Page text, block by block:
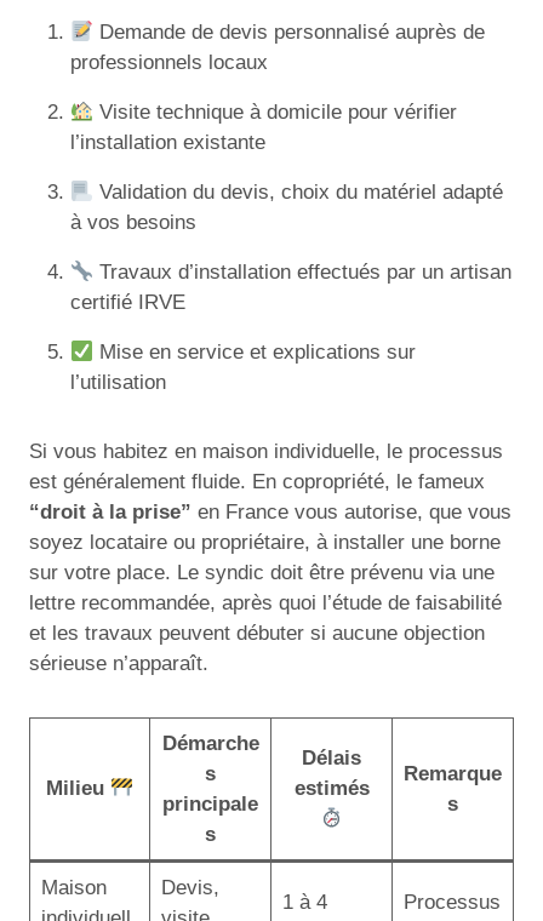
Demande de devis personnalisé auprès de
professionnels locaux
Visite technique à domicile pour vérifier
l’installation existante
Validation du devis, choix du matériel adapté
à vos besoins
Travaux d’installation effectués par un artisan
certifié IRVE
Mise en service et explications sur
l’utilisation
Si vous habitez en maison individuelle, le processus
est généralement fluide. En copropriété, le fameux
“droit à la prise” en France vous autorise, que vous
soyez locataire ou propriétaire, à installer une borne
sur votre place. Le syndic doit être prévenu via une
lettre recommandée, après quoi l’étude de faisabilité
et les travaux peuvent débuter si aucune objection
sérieuse n’apparaît.
Milieu
Démarche
s
principale
s
Délais
estimés
Remarque
s
Maison
Devis,
1 à 4 Processus